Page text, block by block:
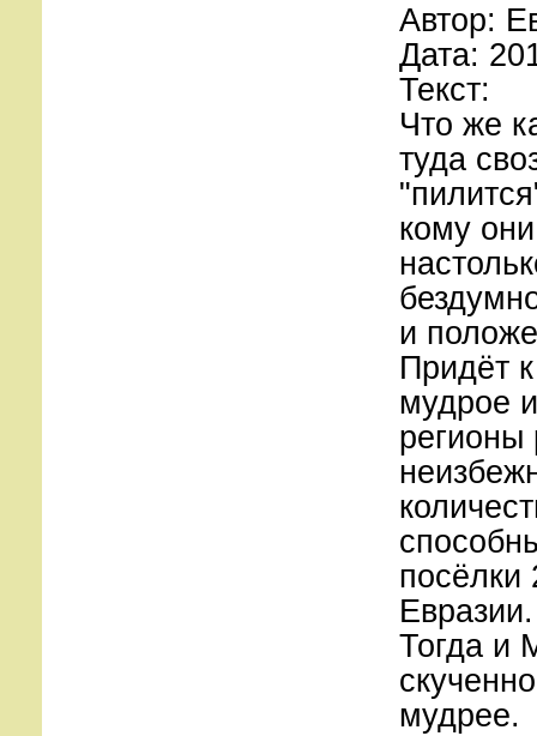
Автор:
Дата:
Текст:
Что же
туда
кому
и
Придёт
мудрое
регионы
посёлки
Евразии.
Тогда и
мудрее.